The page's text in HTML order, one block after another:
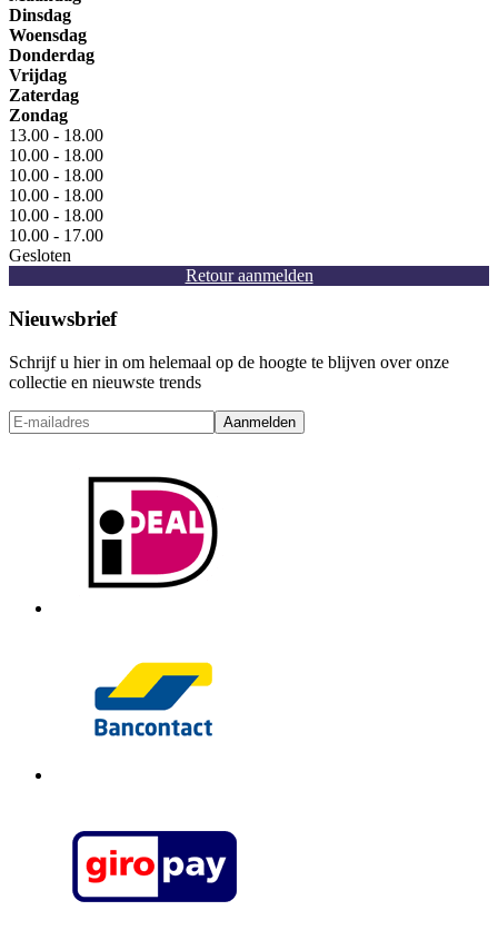
Dinsdag
Woensdag
Donderdag
Vrijdag
Zaterdag
Zondag
13.00 - 18.00
10.00 - 18.00
10.00 - 18.00
10.00 - 18.00
10.00 - 18.00
10.00 - 17.00
Gesloten
Retour aanmelden
Nieuwsbrief
Schrijf u hier in om helemaal op de hoogte te blijven over onze
collectie en nieuwste trends
Aanmelden